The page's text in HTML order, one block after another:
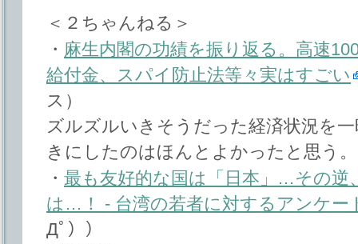
＜２ちゃんねる＞
・ 麻生内閣の功績を振り返る。高速
給付金、スパイ防止法等々実はすごい
ス）
ズルズルいきそうだった経済状況を
きにしたのはほんとよかったと思う。
・ 最も友好的な国は「日本」…その逆
は…！ - 台湾の若者に対するアンケー
Дﾟ））